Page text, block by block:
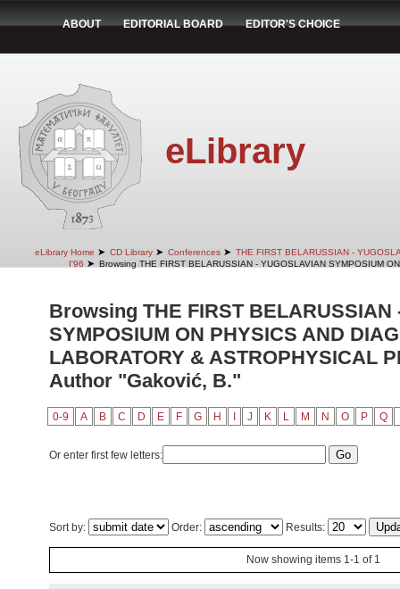
ABOUT EDITORIAL BOARD EDITOR'S CHOICE
eLibrary
eLibrary Home ➤ CD Library ➤ Conferences ➤ THE FIRST BELARUSSIAN -
I'96 ➤ Browsing THE FIRST BELARUSSIAN - YUGOSLAVIAN SYMPOSIUM
Browsing THE FIRST BELARUSSIAN
SYMPOSIUM ON PHYSICS AND
LABORATORY & ASTROPHYSICAL
Author "Gaković, B."
0-9 A B C D E F G H J K L M N O P Q
Or enter first few letters:
Sort by: Order: Results:
Now showing items 1-1 of 1